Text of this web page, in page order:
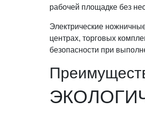
рабочей площадке без
Электрические
центрах, торговых
безопасности при